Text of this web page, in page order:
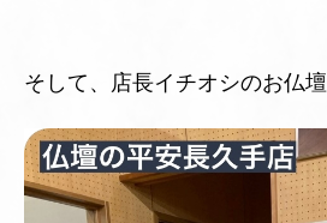
そして、店長イチオシのお仏